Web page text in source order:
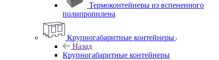
Термоконтейнеры из вспененного
полипропилена
Крупногабаритные контейнеры
Назад
Крупногабаритные контейнеры